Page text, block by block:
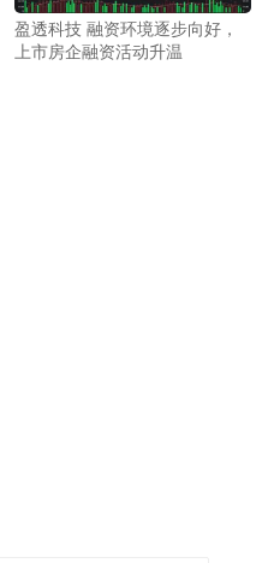
盈透科技 融资环境逐步向好，
上市房企融资活动升温